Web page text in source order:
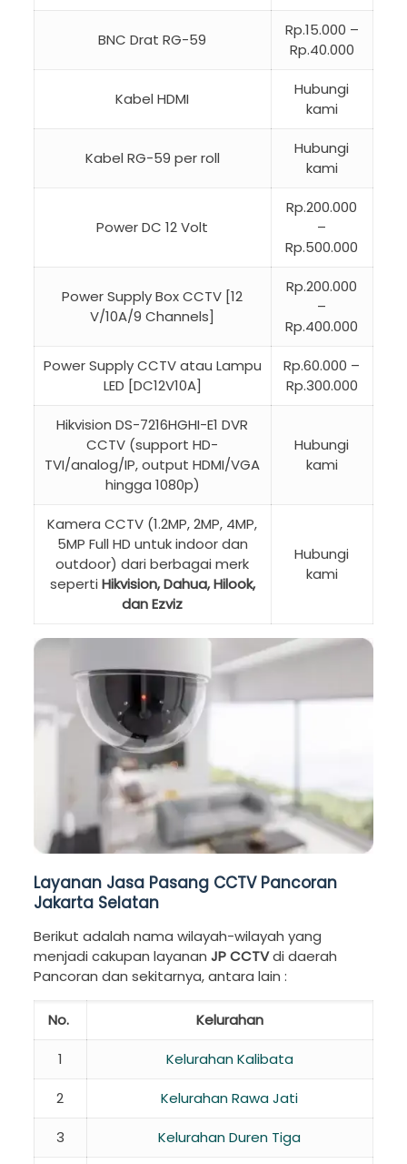
BNC Drat RG-59
Rp.15.000 –
Rp.40.000
Kabel HDMI
Hubungi
kami
Kabel RG-59 per roll
Hubungi
kami
Power DC 12 Volt
Rp.200.000
–
Rp.500.000
Power Supply Box CCTV [12
V/10A/9 Channels]
Rp.200.000
–
Rp.400.000
Power Supply CCTV atau Lampu
LED [DC12V10A]
Rp.60.000 –
Rp.300.000
Hikvision DS-7216HGHI-E1 DVR
CCTV (support HD-
TVI/analog/IP, output HDMI/VGA
hingga 1080p)
Hubungi
kami
Kamera CCTV (1.2MP, 2MP, 4MP,
5MP Full HD untuk indoor dan
outdoor) dari berbagai merk
seperti Hikvision, Dahua, Hilook,
dan Ezviz
Hubungi
kami
Layanan Jasa Pasang CCTV Pancoran
Jakarta Selatan
Berikut adalah nama wilayah-wilayah yang
menjadi cakupan layanan JP CCTVdi daerah
Pancoran dan sekitarnya, antara lain :
No. Kelurahan
1 Kelurahan Kalibata
2 Kelurahan Rawa Jati
3 Kelurahan Duren Tiga